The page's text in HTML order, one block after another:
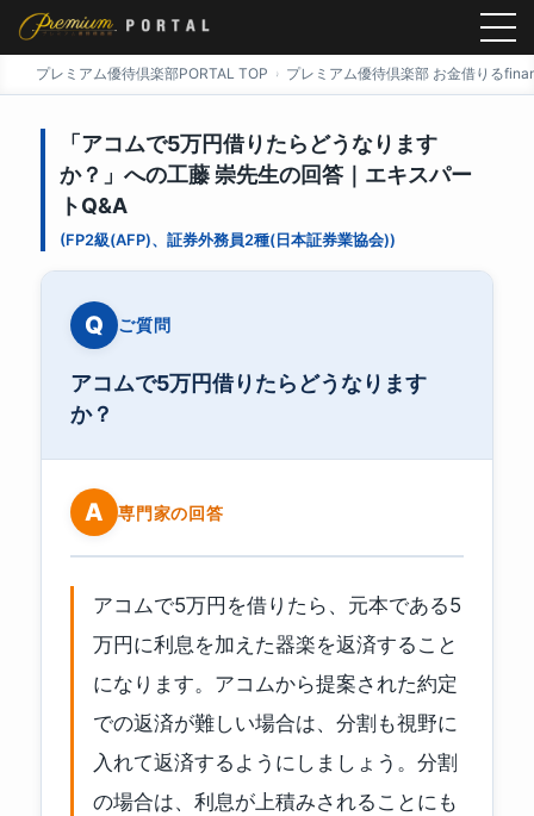
プレミアム優待倶楽部PORTAL TOP プレミアム優待倶楽部 お金借りる
「アコムで5万円借りたらどうなります
か？」への工藤 崇先生の回答｜エキスパー
トQ&A
(FP2級(AFP)、証券外務員2種(日本証券業協会))
Q ご質問
アコムで5万円借りたらどうなります
か？
A 専門家の回答
アコムで5万円を借りたら、元本である5
万円に利息を加えた器楽を返済すること
になります。アコムから提案された約定
での返済が難しい場合は、分割も視野に
入れて返済するようにしましょう。分割
の場合は、利息が上積みされることにも